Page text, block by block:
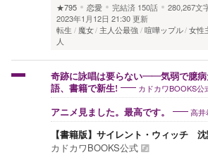
★795
恋愛 完結済 150話
280,267文
2023年1月12日 21:30 更新
転生
魔女 主人公最強 喧嘩ップル 女性
人
奇跡に詠唱は要らない――気弱で臆病
語、書籍で新生!
カドカワBOOKS公
アニメ見ました。最高です。 高井
【書籍版】サイレント・ウィッチ
カドカワBOOKS公式